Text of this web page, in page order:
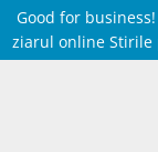
Good for
ziarul online Stirile